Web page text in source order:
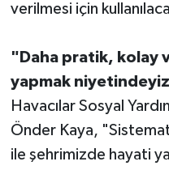
verilmesi için
"Daha pratik, kolay
yapmak
Havacılar Sosyal
Önder Kaya,
ile şehrimizde hayati